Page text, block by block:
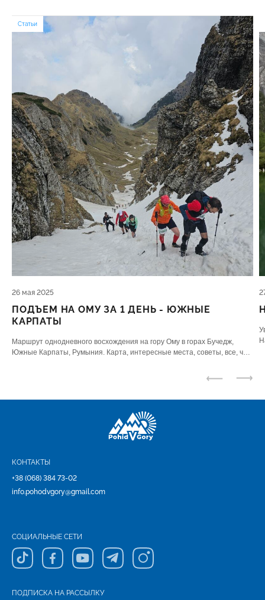
Статьи
26 мая 2025
ПОДЪЕМ НА ОМУ ЗА 1 ДЕНЬ - ЮЖНЫЕ
КАРПАТЫ
Маршрут однодневного восхождения на гору Ому в горах Бучедж,
Южные Карпаты, Румыния. Карта, интересные места, советы, все, что
КОНТАКТЫ
+38 (068) 384 73-02
info.pohodvgory@gmail.com
СОЦИАЛЬНЫЕ СЕТИ
ПОДПИСКА НА РАССЫЛКУ